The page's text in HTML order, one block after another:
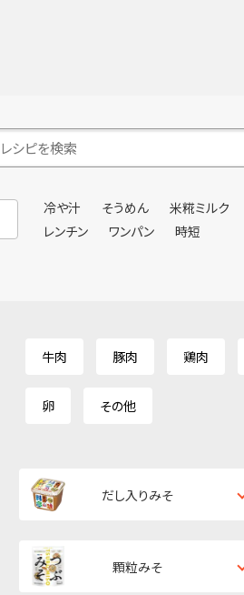
冷や汁 そうめん 米糀ミルク
レンチン
ワンパン 時短
牛肉 豚肉 鶏肉
卵 その他
だし入りみそ
顆粒みそ